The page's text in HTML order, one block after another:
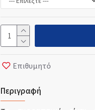
Επιθυμητό
Περιγραφή